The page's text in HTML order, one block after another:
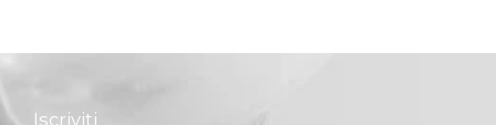
Iscriviti